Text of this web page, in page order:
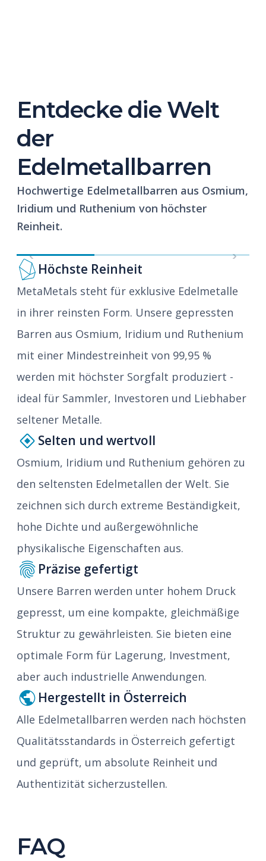
Entdecke die Welt
der
Edelmetallbarren
Hochwertige Edelmetallbarren aus Osmium,
Iridium und Ruthenium von höchster
Reinheit.
Previous Next
Höchste Reinheit
MetaMetals steht für exklusive Edelmetalle
in ihrer reinsten Form. Unsere gepressten
Barren aus Osmium, Iridium und Ruthenium
mit einer Mindestreinheit von 99,95 %
werden mit höchster Sorgfalt produziert -
ideal für Sammler, Investoren und Liebhaber
seltener Metalle.
Selten und wertvoll
Osmium, Iridium und Ruthenium gehören zu
den seltensten Edelmetallen der Welt. Sie
zeichnen sich durch extreme Beständigkeit,
hohe Dichte und außergewöhnliche
physikalische Eigenschaften aus.
Präzise gefertigt
Unsere Barren werden unter hohem Druck
gepresst, um eine kompakte, gleichmäßige
Struktur zu gewährleisten. Sie bieten eine
optimale Form für Lagerung, Investment,
aber auch industrielle Anwendungen.
Hergestellt in Österreich
Alle Edelmetallbarren werden nach höchsten
Qualitätsstandards in Österreich gefertigt
und geprüft, um absolute Reinheit und
Authentizität sicherzustellen.
FAQ